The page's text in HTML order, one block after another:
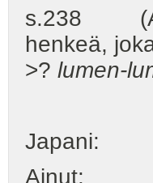
s.238
henkeä,
>? lumen-
Japani:
Ainut: